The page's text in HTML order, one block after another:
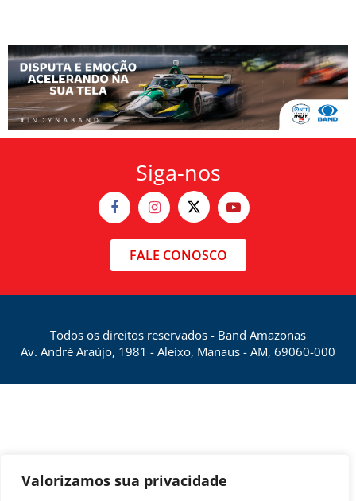
Valorizamos sua privacidade
Siga-nos
FALE CONOSCO
Todos os direitos reservados - Band Amazonas
Av. André Araújo, 1981 - Aleixo, Manaus - AM, 69060-000